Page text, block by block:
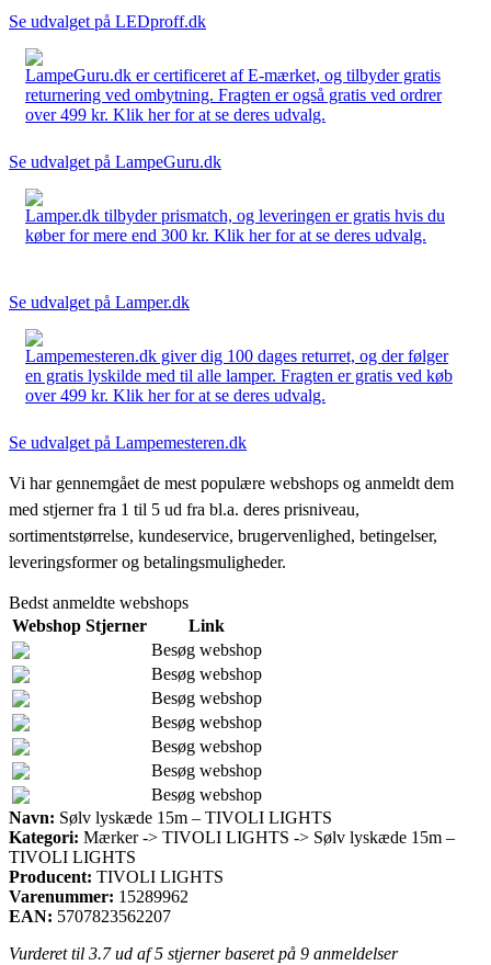
Se udvalget på LEDproff.dk
LampeGuru.dk er certificeret af E-mærket, og tilbyder gratis
returnering ved ombytning. Fragten er også gratis ved ordrer
over 499 kr. Klik her for at se deres udvalg.
Se udvalget på LampeGuru.dk
Lamper.dk tilbyder prismatch, og leveringen er gratis hvis du
køber for mere end 300 kr. Klik her for at se deres udvalg.
Se udvalget på Lamper.dk
Lampemesteren.dk giver dig 100 dages returret, og der følger
en gratis lyskilde med til alle lamper. Fragten er gratis ved køb
over 499 kr. Klik her for at se deres udvalg.
Se udvalget på Lampemesteren.dk
Vi har gennemgået de mest populære webshops og anmeldt dem
med stjerner fra 1 til 5 ud fra bl.a. deres prisniveau,
sortimentstørrelse, kundeservice, brugervenlighed, betingelser,
leveringsformer og betalingsmuligheder.
Bedst anmeldte webshops
Webshop Stjerner
Link
Besøg webshop
Besøg webshop
Besøg webshop
Besøg webshop
Besøg webshop
Besøg webshop
Besøg webshop
Navn: Sølv lyskæde 15m – TIVOLI LIGHTS
Kategori: Mærker -> TIVOLI LIGHTS -> Sølv lyskæde 15m –
TIVOLI LIGHTS
Producent: TIVOLI LIGHTS
Varenummer: 15289962
EAN: 5707823562207
Vurderet til 3.7ud af 5 stjerner baseret på 9 anmeldelser